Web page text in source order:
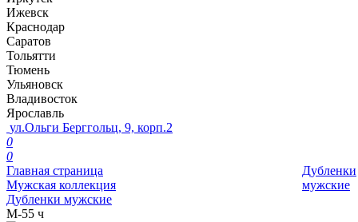
Ижевск
Краснодар
Саратов
Тольятти
Тюмень
Ульяновск
Владивосток
Ярославль
ул.Ольги Берггольц, 9, корп.2
0
0
Главная страница
Мужская коллекция
Дубленки мужские
М-55 ч
Дубленки
мужские